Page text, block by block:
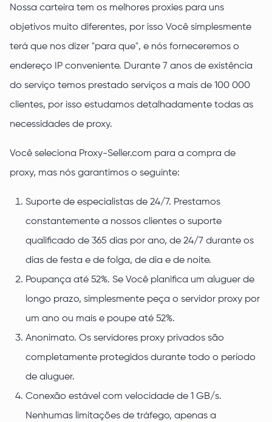
Nossa carteira tem os melhores proxies para uns
objetivos muito diferentes, por isso Você simplesmente
terá que nos dizer "para que", e nós forneceremos o
endereço IP conveniente. Durante 7 anos de existência
do serviço temos prestado serviços a mais de 100 000
clientes, por isso estudamos detalhadamente todas as
necessidades de proxy.
Você seleciona Proxy-Seller.com para a compra de
proxy, mas nós garantimos o seguinte:
Suporte de especialistas de 24/7. Prestamos
constantemente a nossos clientes o suporte
qualificado de 365 dias por ano, de 24/7 durante os
dias de festa e de folga, de dia e de noite.
Poupança até 52%. Se Você planifica um aluguer de
longo prazo, simplesmente peça o servidor proxy por
um ano ou mais e poupe até 52%.
Anonimato. Os servidores proxy privados são
completamente protegidos durante todo o período
de aluguer.
Conexão estável com velocidade de 1 GB/s.
Nenhumas limitações de tráfego, apenas a